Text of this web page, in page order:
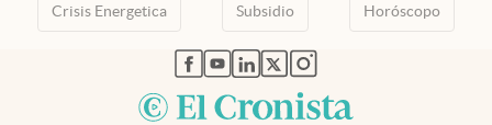
Crisis Energetica Subsidio Horóscopo
abre en nueva pestaña
abre en nueva pestaña
abre en nueva pestaña
abre en nueva pestaña
abre en nueva pestaña